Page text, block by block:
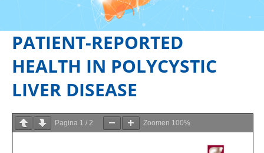
PATIENT-REPORTED
HEALTH IN POLYCYSTIC
LIVER DISEASE
Pagina 1 / 2 Zoomen 100%